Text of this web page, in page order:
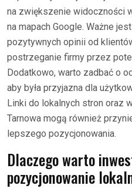
na zwiększenie widoczności
na mapach Google. Ważne
pozytywnych opinii od
postrzeganie firmy przez
Dodatkowo, warto zadbać o
aby była przyjazna dla
Linki do lokalnych stron oraz
Tarnowa mogą również
lepszego pozycjonowania.
Dlaczego warto
pozycjonowanie